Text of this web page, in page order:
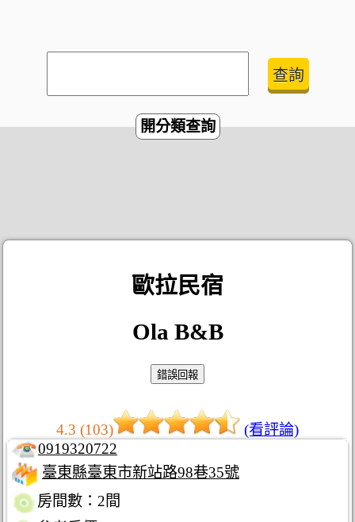
開分類查詢
歐拉民宿
Ola B&B
4.3 (103)
(看評論)
0919320722
臺東縣臺東市新站路98巷35號
房間數：2間